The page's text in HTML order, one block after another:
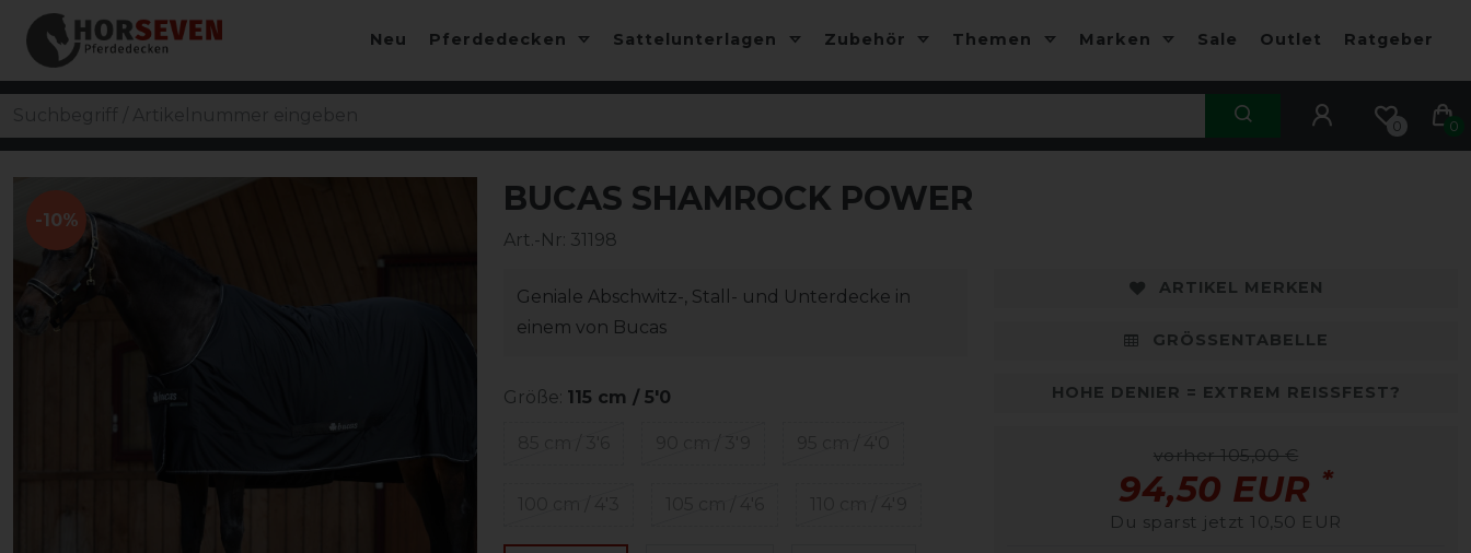
Neu Pferdedecken Sattelunterlagen Zubehör Themen Marken Sale Outlet Ratgeber
0 0
-10%
BUCAS SHAMROCK POWER
Art.-Nr: 31198
Geniale Abschwitz-, Stall- und Unterdecke in
einem von Bucas
Größe: 115 cm / 5'0
ARTIKEL MERKEN
GRÖSSENTABELLE
HOHE DENIER = EXTREM REISSFEST?
vorher 105,00 €
94,50 EUR *
Du sparst jetzt 10,50 EUR